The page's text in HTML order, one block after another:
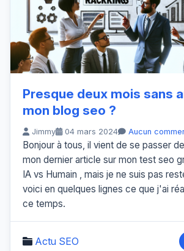
Presque deux mois sans
mon blog seo ?
Jimmy 04 mars 2024 Aucun
Bonjour à tous, il vient de se passer
mon dernier article sur mon test seo
IA vs Humain , mais je ne suis pas
voici en quelques lignes ce que j'ai
ce temps.
Actu SEO